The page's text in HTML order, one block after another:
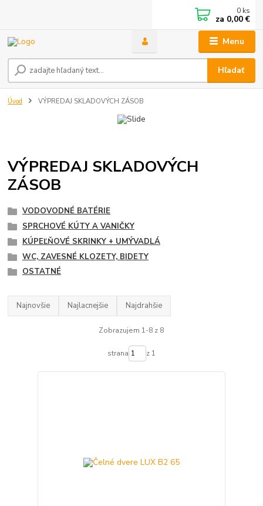
Menu
Hľadať
0 ks
za 0,00 €
Úvod VÝPREDAJ SKLADOVÝCH ZÁSOB
VÝPREDAJ SKLADOVÝCH
ZÁSOB
VODOVODNÉ BATÉRIE
SPRCHOVÉ KÚTY A VANIČKY
KÚPEĽŇOVÉ SKRINKY + UMÝVADLÁ
WC, ZAVESNÉ KLOZETY, BIDETY
OSTATNÉ
Najnovšie Najlacnejšie Najdrahšie
Zobrazujem 1-8 z 8
strana z 1